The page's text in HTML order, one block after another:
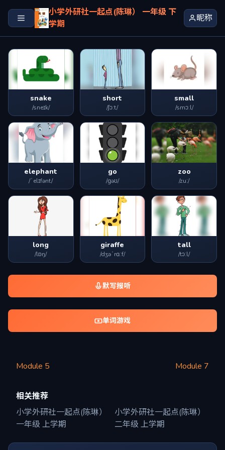
小学外研社一起点(陈琳） 一年级 下
学期
昵称
snake
/sneɪk/
short
/ʃɔːt/
small
/smɔːl/
elephant
/ˈelɪfənt/
go
/ɡəʊ/
zoo
/zuː/
long
/lɒŋ/
giraffe
/dʒəˈrɑːf/
tall
/tɔːl/
默写报听
单词游戏
Module 5 Module 7
相关推荐
小学外研社一起点(陈琳）
一年级 上学期
小学外研社一起点(陈琳）
二年级 上学期